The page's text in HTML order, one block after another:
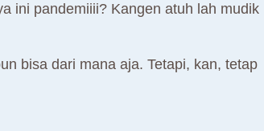
ini pandemiiii? Kangen atuh lah mudik
bisa dari mana aja. Tetapi, kan, tetap